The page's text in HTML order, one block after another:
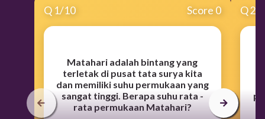
Q 1/10 Score 0
Matahari adalah bintang yang
terletak di pusat tata surya kita
dan memiliki suhu permukaan yang
sangat tinggi. Berapa suhu rata -
rata permukaan Matahari?
Q2